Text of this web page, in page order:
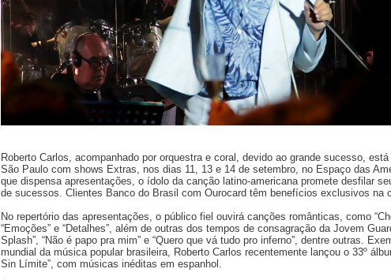
Roberto Carlos, acompanhado por orquestra e coral, devido ao grande sucesso,
São Paulo com shows Extras, nos dias 11, 13 e 14 de setembro, no Espaço das
que dispensa apresentações, o ídolo da canção latino-americana promete desfilar
de sucessos. Clientes Banco do Brasil com Ourocard têm benefícios exclusivos na
No repertório das apresentações, o público fiel ouvirá canções românticas, como
“Emoções” e “Detalhes”, além de outras dos tempos de consagração da Jovem
Splash”, “Não é papo pra mim” e “Quero que vá tudo pro inferno”, dentre outras.
mundial da música popular brasileira, Roberto Carlos recentemente lançou o 33º
Sin Límite”, com músicas inéditas em espanhol.